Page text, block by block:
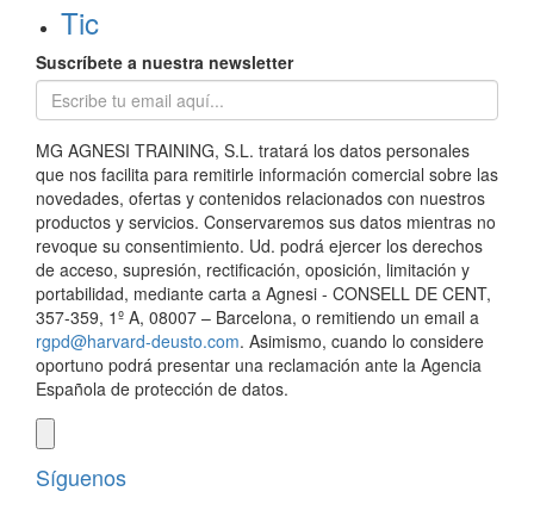
Tic
Suscríbete a nuestra newsletter
MG AGNESI TRAINING, S.L. tratará los datos personales
que nos facilita para remitirle información comercial sobre las
novedades, ofertas y contenidos relacionados con nuestros
productos y servicios. Conservaremos sus datos mientras no
revoque su consentimiento. Ud. podrá ejercer los derechos
de acceso, supresión, rectificación, oposición, limitación y
portabilidad, mediante carta a Agnesi - CONSELL DE CENT,
357-359, 1º A, 08007 – Barcelona, o remitiendo un email a
rgpd@harvard-deusto.com. Asimismo, cuando lo considere
oportuno podrá presentar una reclamación ante la Agencia
Española de protección de datos.
Síguenos